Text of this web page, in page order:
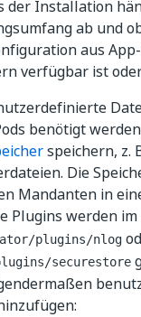
der Installation
ab und
aus
verfügbar ist
benötigt
speichern, z.
Die
Mandanten in
Plugins werden
plugins/nlog
securestore